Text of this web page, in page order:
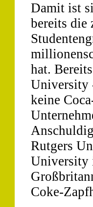
Damit ist
bereits die
hat.
University
keine
Rutgers
University
Coke-